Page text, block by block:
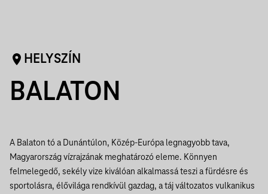
HELYSZÍN
BALATON
A Balaton tó a Dunántúlon, Közép-Európa legnagyobb tava,
Magyarország vízrajzának meghatározó eleme. Könnyen
felmelegedő, sekély vize kiválóan alkalmassá teszi a fürdésre és
sportolásra, élővilága rendkívül gazdag, a táj változatos vulkanikus